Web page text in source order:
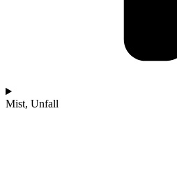
Mist, Unfall